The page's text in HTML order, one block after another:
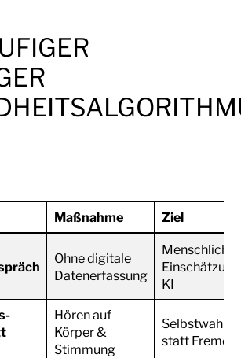
Maßnahme Ziel
Ohne digitale
Datenerfassung
Menschliche
KI
Hören auf
Körper &
Stimmung
statt